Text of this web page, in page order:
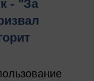
- "За